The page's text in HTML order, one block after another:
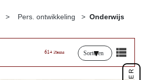
Pers. ontwikkeling Onderwijs
614 items Sorteren